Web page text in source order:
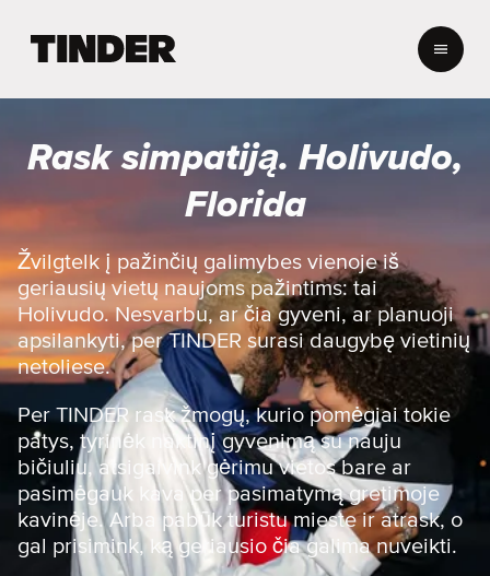
R
a
r
i
n
d
i
n
i
s
Rask simpatiją. Holivudo,
Florida
Žvilgtelk į pažinčių galimybes vienoje iš
geriausių vietų naujoms pažintims: tai
Holivudo. Nesvarbu, ar čia gyveni, ar planuoji
apsilankyti, per TINDER surasi daugybę vietinių
netoliese.
Per TINDER rask žmogų, kurio pomėgiai tokie
patys, tyrinėk naktinį gyvenimą su nauju
bičiuliu, atsigaivink gėrimu vietos bare ar
pasimėgauk kava per pasimatymą gretimoje
kavinėje. Arba pabūk turistu mieste ir atrask, o
gal prisimink, ką geriausio čia galima nuveikti.